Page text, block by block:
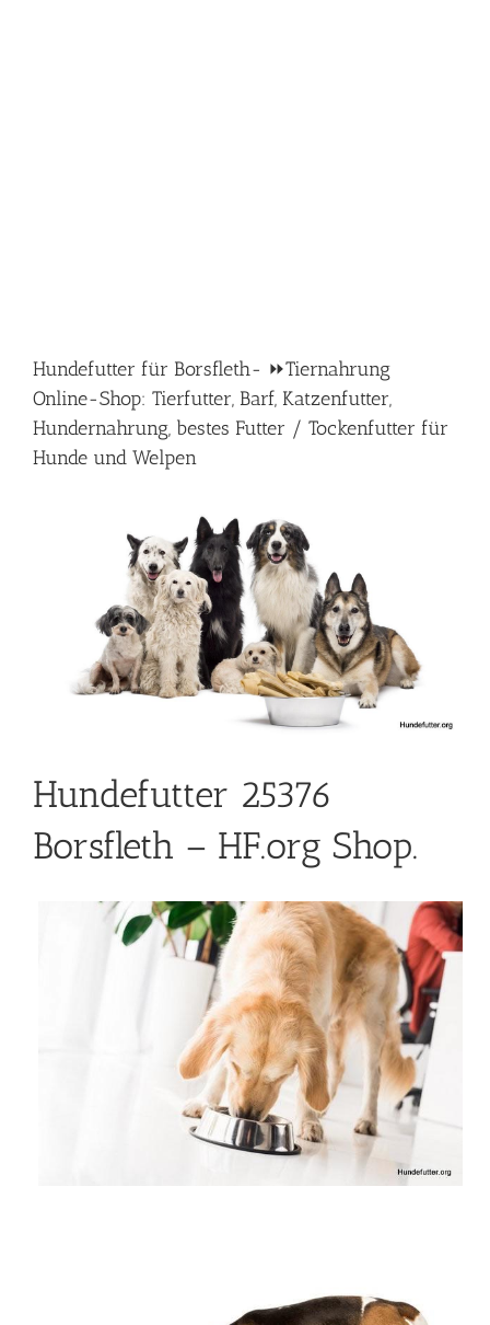
Hundefutter für Borsfleth- ⏩Tiernahrung
Online-Shop: Tierfutter, Barf, Katzenfutter,
Hundernahrung, bestes Futter / Tockenfutter für
Hunde und Welpen
Hundefutter 25376
Borsfleth – HF.org Shop.